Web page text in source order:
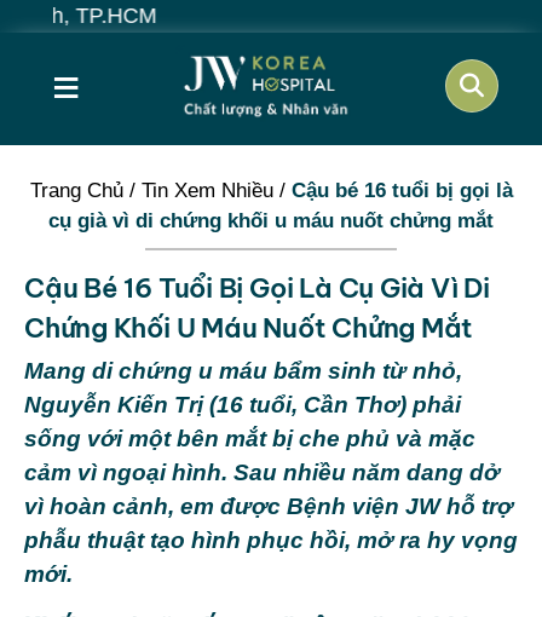
≡
Trang Chủ/ Tin Xem Nhiều/ Cậu bé 16 tuổi bị gọi là
cụ già vì di chứng khối u máu nuốt chửng mắt
Cậu Bé 16 Tuổi Bị Gọi Là Cụ Già Vì Di
Chứng Khối U Máu Nuốt Chửng Mắt
Mang di chứng u máu bẩm sinh từ nhỏ,
Nguyễn Kiến Trị (16 tuổi, Cần Thơ) phải
sống với một bên mắt bị che phủ và mặc
cảm vì ngoại hình. Sau nhiều năm dang dở
vì hoàn cảnh, em được Bệnh viện JW hỗ trợ
phẫu thuật tạo hình phục hồi, mở ra hy vọng
mới.